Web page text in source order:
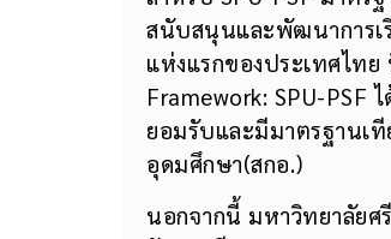
สำหรับ SPU-PSF มาต
สนับสนุนและพัฒนาการ
แห่งแรกของประเทศไทย
Framework: SPU-
ยอมรับและมีมาตรฐานเ
อุดมศึกษา(สกอ.)